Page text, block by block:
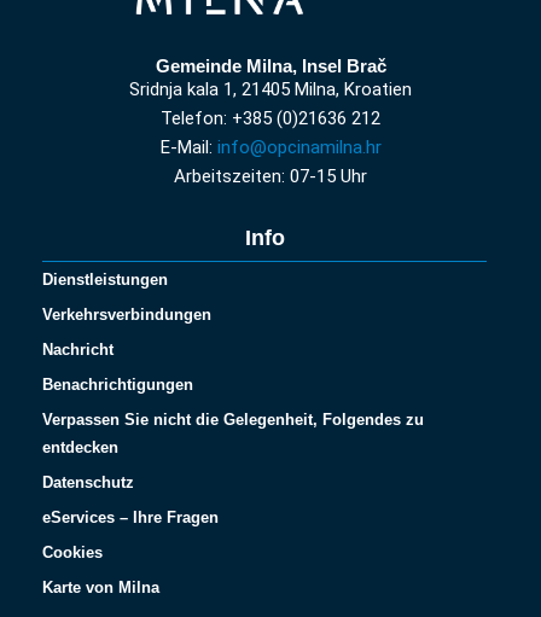
Gemeinde Milna, Insel Brač
Sridnja kala 1, 21405 Milna, Kroatien
Telefon: +385 (0)21636 212
E-Mail: info@opcinamilna.hr
Arbeitszeiten: 07-15 Uhr
Info
Dienstleistungen
Verkehrsverbindungen
Nachricht
Benachrichtigungen
Verpassen Sie nicht die Gelegenheit, Folgendes zu
entdecken
Datenschutz
eServices – Ihre Fragen
Cookies
Karte von Milna